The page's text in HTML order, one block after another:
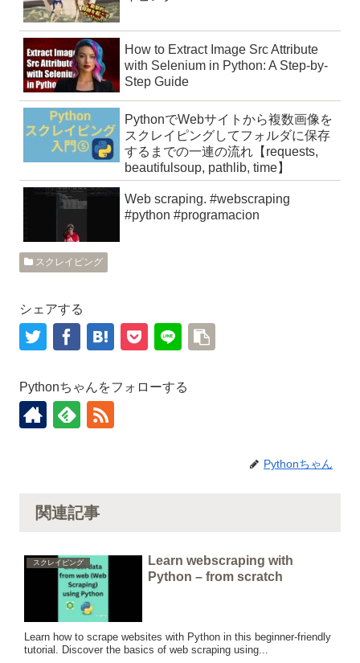
How to Extract Image Src Attribute
with Selenium in Python: A Step-by-
Step Guide
PythonでWebサイトから複数画像を
スクレイピングしてフォルダに保存
するまでの一連の流れ【requests,
beautifulsoup, pathlib, time】
Web scraping. #webscraping
#python #programacion
スクレイピング
シェアする
Pythonちゃんをフォローする
Pythonちゃん
関連記事
スクレイピング
Learn webscraping with
Python – from scratch
Learn how to scrape websites with Python in this beginner-friendly
tutorial. Discover the basics of web scraping using...